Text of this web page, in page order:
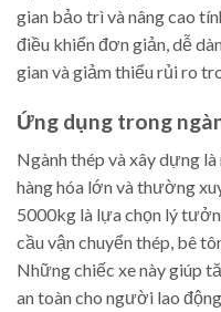
gian bảo trì và nâng cao
điều khiển đơn giản, dễ
gian và giảm thiểu rủi ro
Ứng dụng trong
Ngành thép và xây dựng
hàng hóa lớn và thường
5000kg là lựa chọn lý
cầu vận chuyển thép, bê
Những chiếc xe này giúp
an toàn cho người lao